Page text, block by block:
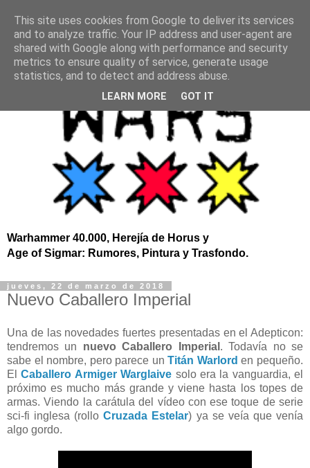
Warhammer 40.000, Herejía de Horus y
Age of Sigmar: Rumores, Pintura y Trasfondo.
jueves, 22 de marzo de 2018
Nuevo Caballero Imperial
Una de las novedades fuertes presentadas en el Adepticon:
tendremos un nuevo Caballero Imperial . Todavía no se
sabe el nombre, pero parece unTitán Warlord en pequeño.
ElCaballero Armiger Warglaive solo era la vanguardia, el
próximo es mucho más grande y viene hasta los topes de
armas. Viendo la carátula del vídeo con ese toque de serie
sci-fi inglesa (rolloCruzada Estelar) ya se veía que venía
algo gordo.
This site uses cookies from Google to deliver its services
and to analyze traffic. Your IP address and user-agent are
shared with Google along with performance and security
metrics to ensure quality of service, generate usage
statistics, and to detect and address abuse.
LEARN MORE GOT IT